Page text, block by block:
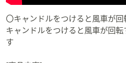
〇キャンドルをつけると風車が回
キャンドルをつけると風車が回
す